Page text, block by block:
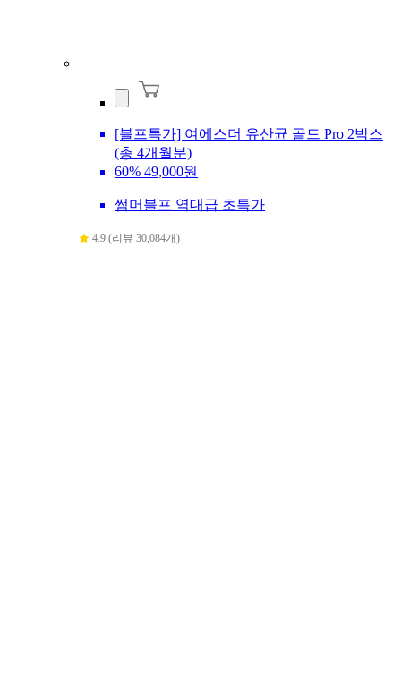
[블프특가] 여에스더 유산균 골드 Pro 2박스
(총 4개월분)
60% 49,000원
썸머블프 역대급 초특가
4.9 (리뷰 30,084개)